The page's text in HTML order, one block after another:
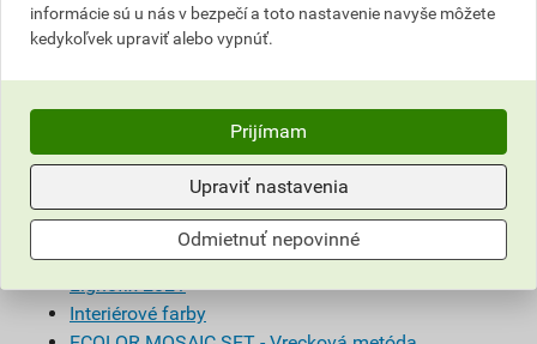
hmotou GOREPOX NIVEL
STACHEМА - Opravy staticky ustálených trhlín
Technologický postup sanácie lokálnych porúch
nových železobetónových konštrukcií pri použití
materiálov spoločnosti STACHEMA
Lignofix 2021
Interiérové farby
informácie sú u nás v bezpečí a toto nastavenie navyše môžete
kedykoľvek upraviť alebo vypnúť.
Prijímam
Upraviť nastavenia
Odmietnuť nepovinné